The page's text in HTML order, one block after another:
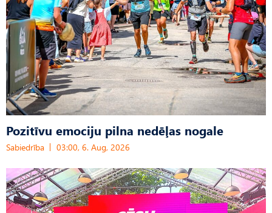
Pozitīvu emociju pilna nedēļas nogale
Sabiedrība 03:00, 6. Aug, 2026